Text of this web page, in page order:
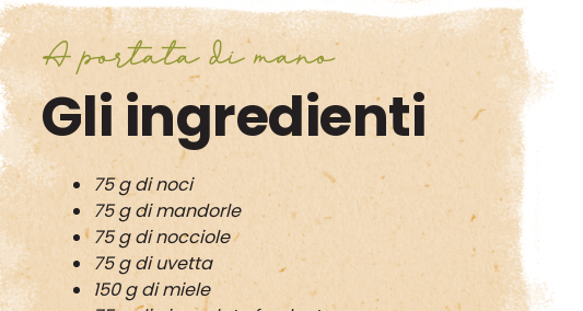
A portata di mano
Gli ingredienti
75 g di noci
75 g di mandorle
75 g di nocciole
75 g di uvetta
150 g di miele